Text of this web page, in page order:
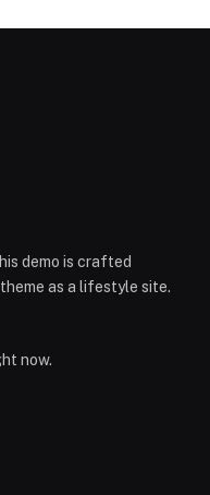
demo is crafted
as a lifestyle site.
now.